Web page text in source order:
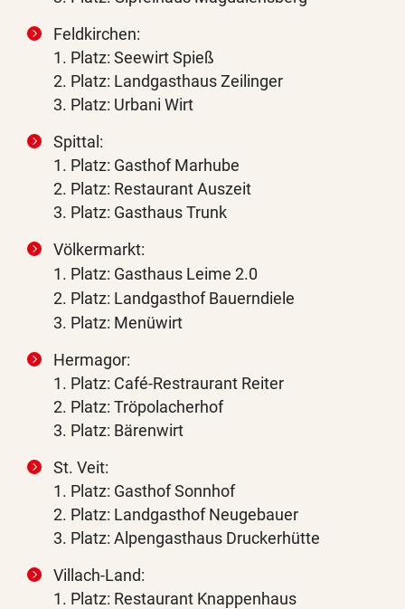
Feldkirchen:
1. Platz: Seewirt Spieß
2. Platz: Landgasthaus Zeilinger
3. Platz: Urbani Wirt
Spittal:
1. Platz: Gasthof Marhube
2. Platz: Restaurant Auszeit
3. Platz: Gasthaus Trunk
Völkermarkt:
1. Platz: Gasthaus Leime 2.0
2. Platz: Landgasthof Bauerndiele
3. Platz: Menüwirt
Hermagor:
1. Platz: Café-Restraurant Reiter
2. Platz: Tröpolacherhof
3. Platz: Bärenwirt
St. Veit:
1. Platz: Gasthof Sonnhof
2. Platz: Landgasthof Neugebauer
3. Platz: Alpengasthaus Druckerhütte
Villach-Land:
1. Platz: Restaurant Knappenhaus